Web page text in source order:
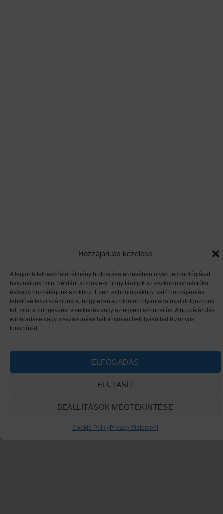
Hozzájárulás kezelése
A legjobb felhasználói élmény biztosítása érdekében olyan technológiákat
használunk, mint például a cookie-k, hogy tároljuk az eszközinformációkat
és/vagy hozzáférjünk azokhoz. Ezen technológiákhoz való hozzájárulás
lehetővé teszi számunkra, hogy ezen az oldalon olyan adatokat dolgozzunk
fel, mint a böngészési viselkedés vagy az egyedi azonosítók. A hozzájárulás
elmaradása vagy visszavonása hátrányosan befolyásolhat bizonyos
funkciókat.
ELFOGADÁS
ELUTASÍT
BEÁLLÍTÁSOK MEGTEKINTÉSE
Cookie PolicyPrivacy Statement